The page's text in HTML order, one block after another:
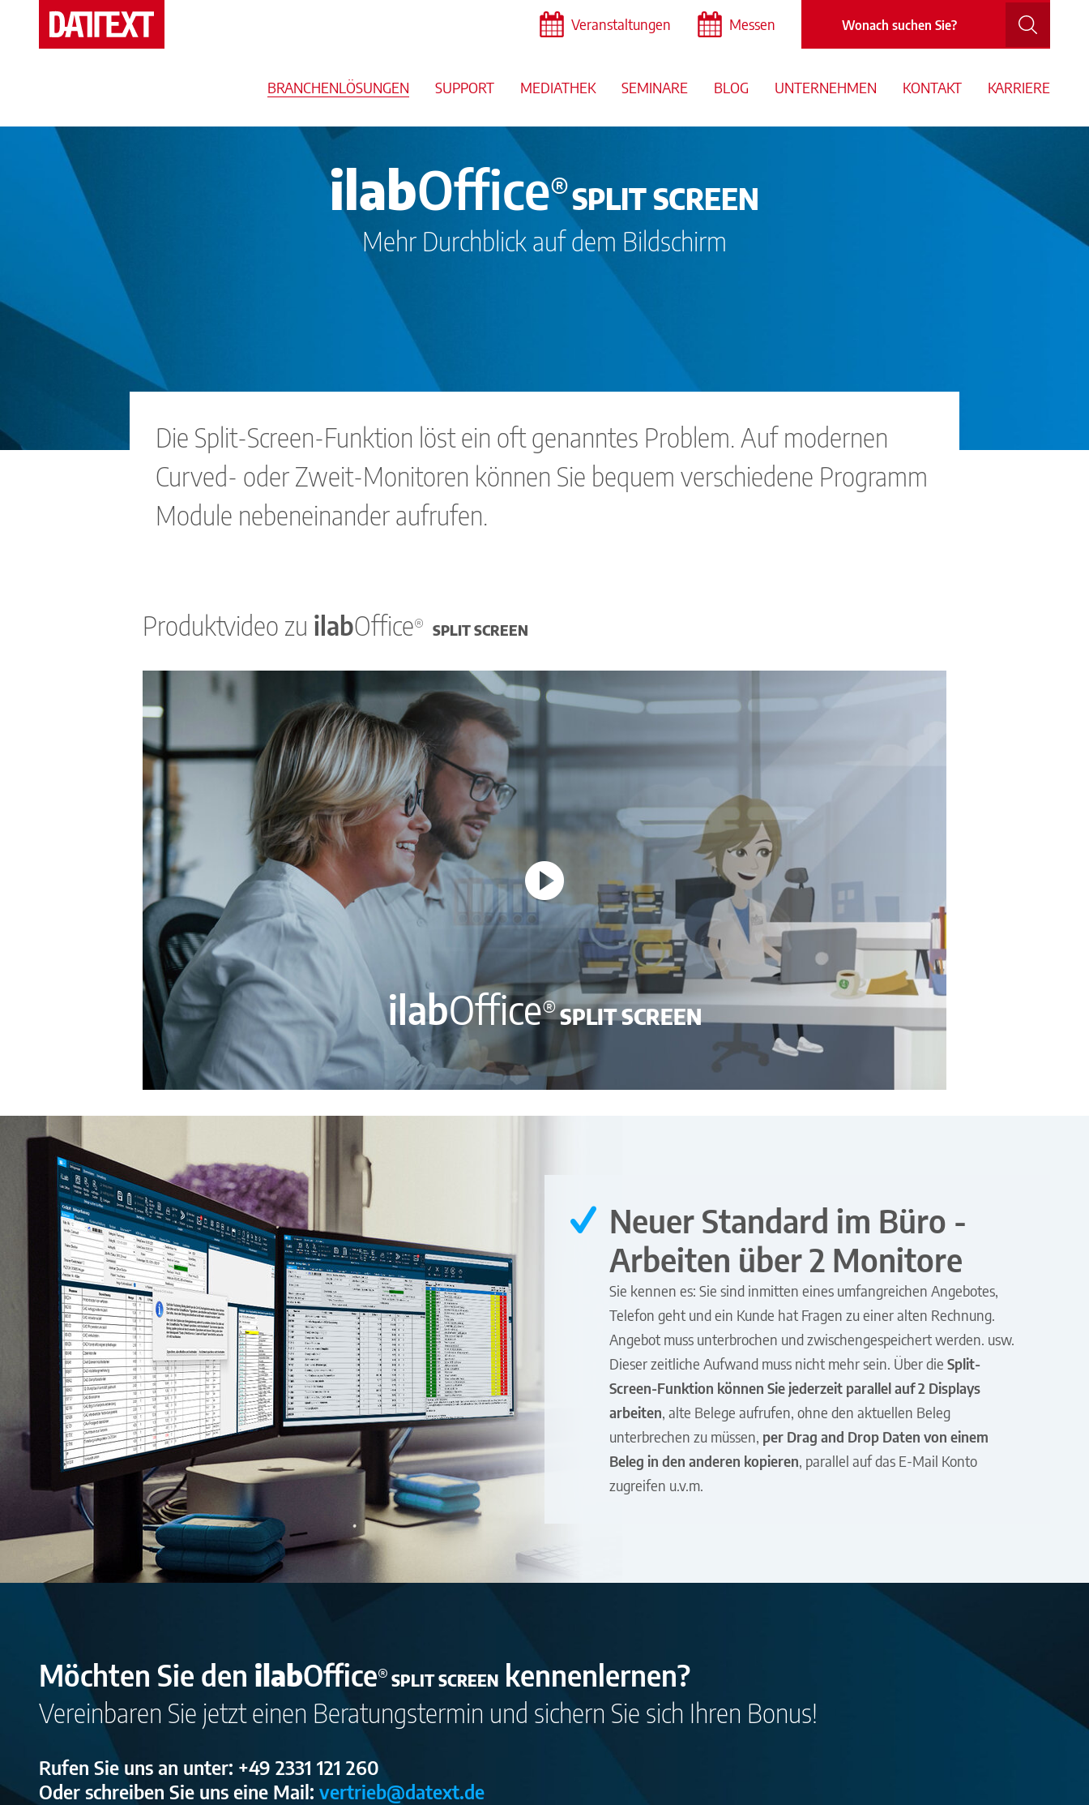
Veranstaltungen Messen
BRANCHENLÖSUNGEN SUPPORT MEDIATHEK SEMINARE BLOG UNTERNEHMEN KONTAKT KARRIERE
ilabOffice®SPLIT SCREEN
Mehr Durchblick auf dem Bildschirm
Die Split-Screen-Funktion löst ein oft genanntes Problem. Auf modernen
Curved- oder Zweit-Monitoren können Sie bequem verschiedene Programm
Module nebeneinander aufrufen.
Produktvideo zu ilabOffice® SPLIT SCREEN
ilabOffice®SPLIT SCREEN
Neuer Standard im Büro -
Arbeiten über 2 Monitore
Sie kennen es: Sie sind inmitten eines umfangreichen Angebotes,
Telefon geht und ein Kunde hat Fragen zu einer alten Rechnung.
Angebot muss unterbrochen und zwischengespeichert werden. usw.
Dieser zeitliche Aufwand muss nicht mehr sein. Über die Split-
Screen-Funktion können Sie jederzeit parallel auf 2 Displays
arbeiten, alte Belege aufrufen, ohne den aktuellen Beleg
unterbrechen zu müssen, per Drag and Drop Daten von einem
Beleg in den anderen kopieren, parallel auf das E-Mail Konto
zugreifen u.v.m.
Möchten Sie den ilabOffice® SPLIT SCREEN kennenlernen?
Vereinbaren Sie jetzt einen Beratungstermin und sichern Sie sich Ihren Bonus!
Rufen Sie uns an unter: +49 2331 121 260
Oder schreiben Sie uns eine Mail: vertrieb@datext.de
Messen
Branchenlösungen
Support
Mediathek
Blog
Unternehmen
Karriere
Datenschutzerklärung